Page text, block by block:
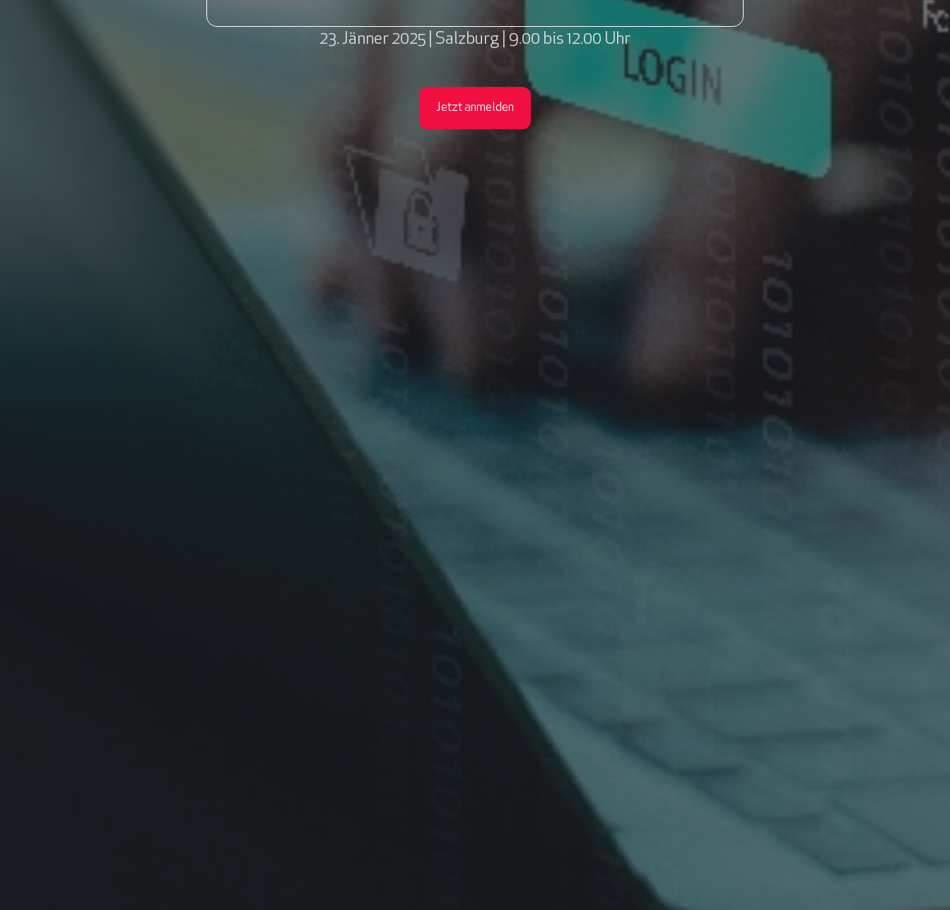
23. Jänner 2025 | Salzburg | 9.00 bis 12.00 Uhr
Jetzt anmelden